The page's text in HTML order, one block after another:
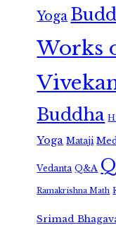
Yoga
Works
Buddha
Yoga Mataji
Vedanta Q&A
Ramakrishna Math
Srimad